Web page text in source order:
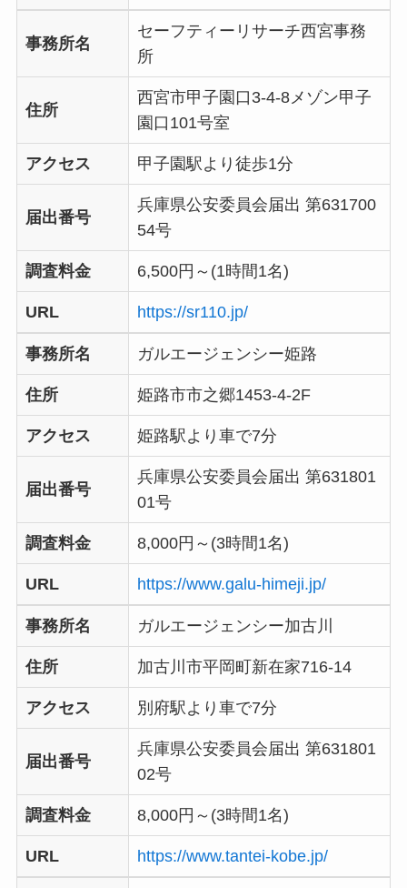
事務所名
セーフティーリサーチ西宮事務
所
住所
西宮市甲子園口3-4-8メゾン甲子
園口101号室
アクセス 甲子園駅より徒歩1分
届出番号
兵庫県公安委員会届出 第631700
54号
調査料金 6,500円～(1時間1名)
URL https://sr110.jp/
事務所名 ガルエージェンシー姫路
住所 姫路市市之郷1453-4-2F
アクセス 姫路駅より車で7分
届出番号
兵庫県公安委員会届出 第631801
01号
調査料金 8,000円～(3時間1名)
URL https://www.galu-himeji.jp/
事務所名 ガルエージェンシー加古川
住所 加古川市平岡町新在家716-14
アクセス 別府駅より車で7分
届出番号
兵庫県公安委員会届出 第631801
02号
調査料金 8,000円～(3時間1名)
URL https://www.tantei-kobe.jp/